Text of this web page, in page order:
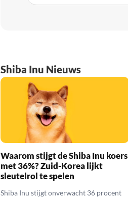
Shiba Inu Nieuws
Waarom stijgt de Shiba Inu koers
met 36%? Zuid-Korea lijkt
sleutelrol te spelen
Shiba Inu stijgt onverwacht 36 procent